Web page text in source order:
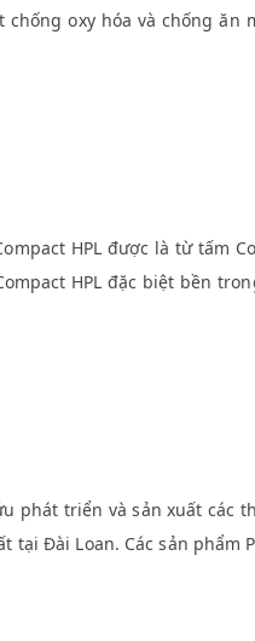
oxy hóa và chống ăn
HPL được là từ tấm
HPL đặc biệt bền
phát triển và sản xuất các
tại Đài Loan. Các sản phẩm